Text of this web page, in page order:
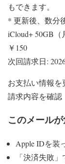
もできます。
* 更新後、数分
iCloud+ 50GB（
￥150
次回請求日:
お支払い情報を
請求内容を確認
このメール
Apple IDを装
「決済失敗